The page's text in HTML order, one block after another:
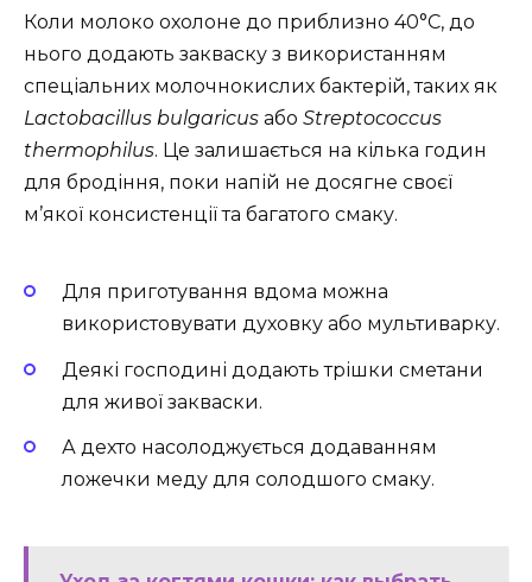
Коли молоко охолоне до приблизно 40°C, до
нього додають закваску з використанням
спеціальних молочнокислих бактерій, таких як
Lactobacillus bulgaricus або Streptococcus
thermophilus. Це залишається на кілька годин
для бродіння, поки напій не досягне своєї
м’якої консистенції та багатого смаку.
Для приготування вдома можна
використовувати духовку або мультиварку.
Деякі господині додають трішки сметани
для живої закваски.
А дехто насолоджується додаванням
ложечки меду для солодшого смаку.